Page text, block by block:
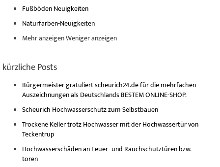
Fußböden Neuigkeiten
Naturfarben-Neuigkeiten
Mehr anzeigenWeniger anzeigen
kürzliche Posts
Bürgermeister gratuliert scheurich24.de für die mehrfachen
Auszeichnungen als Deutschlands BESTEM ONLINE-SHOP.
Scheurich Hochwasserschutz zum Selbstbauen
Trockene Keller trotz Hochwasser mit der Hochwassertür von
Teckentrup
Hochwasserschäden an Feuer- und Rauchschutztüren bzw. -
toren